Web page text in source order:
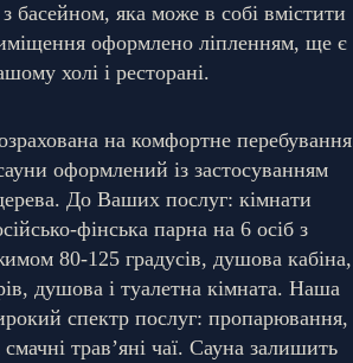
басейном, яка може в собі вмістити
оформлено ліпленням, ще є
холі і ресторані.
на комфортне перебування
оформлений із застосуванням
До Ваших послуг: кімнати
фінська парна на 6 осіб з
80-125 градусів, душова кабіна,
душова і туалетна кімната. Наша
спектр послуг: пропарювання,
трав’яні чаї. Сауна залишить